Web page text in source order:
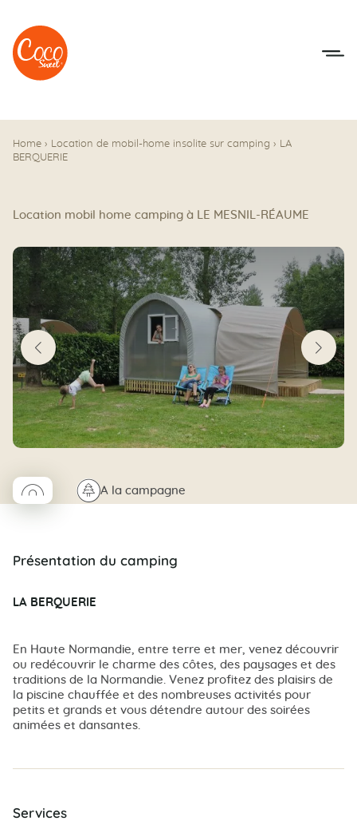
Aller au menu
Aller au contenu
Home › Location de mobil-home insolite sur camping › LA
BERQUERIE
Location mobil home camping à LE MESNIL-RÉAUME
◯Coco rond🌲A la campagne
Présentation du camping
LA BERQUERIE
En Haute Normandie, entre terre et mer, venez découvrir
ou redécouvrir le charme des côtes, des paysages et des
traditions de la Normandie. Venez profitez des plaisirs de
la piscine chauffée et des nombreuses activités pour
petits et grands et vous détendre autour des soirées
animées et dansantes.
Services